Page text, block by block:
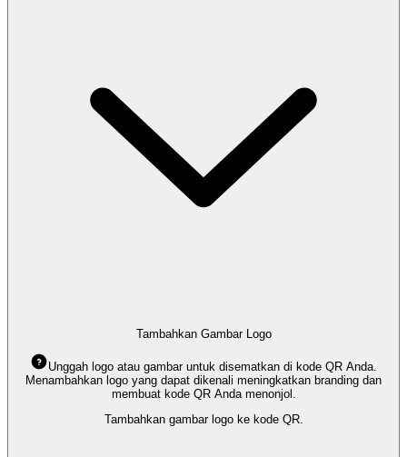
Tambahkan Gambar Logo
Unggah logo atau gambar untuk disematkan di kode QR Anda.
Menambahkan logo yang dapat dikenali meningkatkan branding dan
membuat kode QR Anda menonjol.
Tambahkan gambar logo ke kode QR.